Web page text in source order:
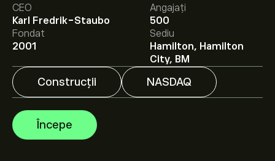
CEO
Karl Fredrik-Staubo
Angajați
500
Fondat
2001
Sediu
Hamilton, Hamilton
City, BM
Construcții NASDAQ
Începe
Prețul țintă mediu pentru acțiunile Golar LNG Ltd este
50.90‎$‎.Creează-ți un cont
pe eToro pentru previziunile
analiștilor și ținte de preț.
Analiștii oferă previziuni pentru acțiunile Golar LNG Ltd
bazate pe tendințele pieței, rapoarte financiare și
creșterea estimată. Verifică cele mai recente previziuni